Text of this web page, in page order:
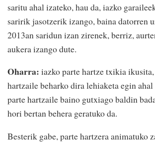
saritu ahal izateko, hau da, iazko
saririk jasotzerik izango, baina datorren
2013an saridun izan zirenek, berriz,
aukera izango dute.
Oharra: iazko parte hartze txikia
hartzaile beharko dira lehiaketa egin ahal
parte hartzaile baino gutxiago baldin
hori bertan behera geratuko da.
Besterik gabe, parte hartzera animatuko